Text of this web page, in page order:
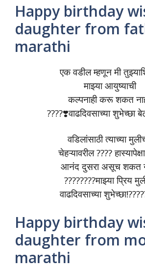
Happy birthday
daughter from
marathi
एक वडील म्हणून मी
माझ्या आयुष्याची
कल्पनाही करू शकत
????❣️वाढदिवसाच्या शुभेच्छा
वडिलांसाठी त्याच्या
चेहऱ्यावरील ????
आनंद दुसरा असूच शकत
????????माझ्या प्रिय
वाढदिवसाच्या
Happy birthday
daughter from
marathi